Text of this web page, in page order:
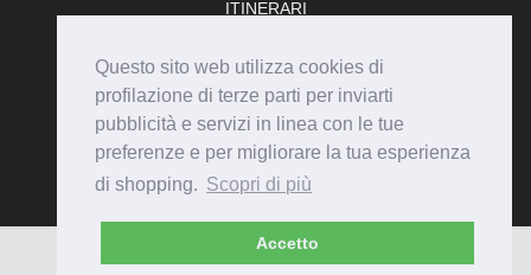
Questo sito web utilizza cookies di
profilazione di terze parti per inviarti
pubblicità e servizi in linea con le tue
preferenze e per migliorare la tua esperienza
di shopping. Scopri di più
Accetto
ITINERARI
ADERISCI
© Italiagustus 2026 - Tutti i diritti riservati.